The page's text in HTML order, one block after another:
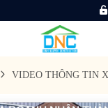
VIDEO THÔNG TIN